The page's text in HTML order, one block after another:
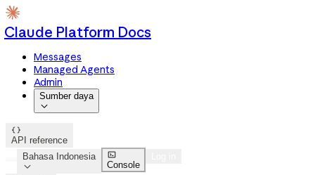
Claude Platform Docs
Messages
Managed Agents
Admin
Sumber daya


API reference
Bahasa Indonesia


Console